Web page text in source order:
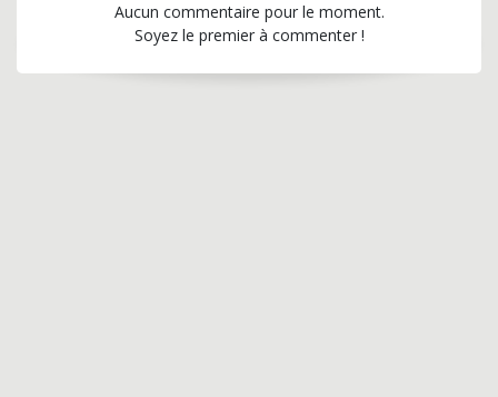
Aucun commentaire pour le moment.
Soyez le premier à commenter !